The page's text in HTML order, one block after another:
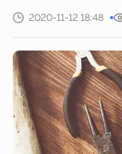
2020-11-12 18:48